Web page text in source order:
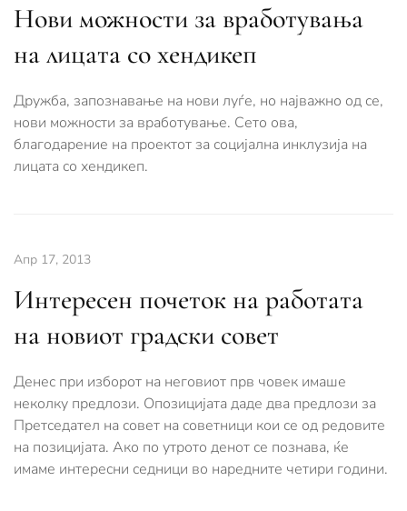
Нови можности за вработувања
на лицата со хендикеп
Дружба, запознавање на нови луѓе, но најважно од се,
нови можности за вработување. Сето ова,
благодарение на проектот за социјална инклузија на
лицата со хендикеп.
Апр 17, 2013
Интересен почеток на работата
на новиот градски совет
Денес при изборот на неговиот прв човек имаше
неколку предлози. Опозицијата даде два предлози за
Претседател на совет на советници кои се од редовите
на позицијата. Ако по утрото денот се познава, ќе
имаме интересни седници во наредните четири години.